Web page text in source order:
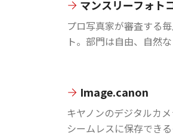
マンスリーフォト
プロ写真家が審査する
ト。部門は自由、自然な
Image.canon
キヤノンのデジタルカ
シームレスに保存でき